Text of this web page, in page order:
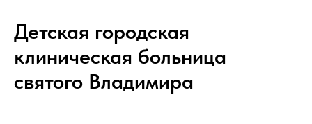
Детская городская
клиническая больница
святого Владимира